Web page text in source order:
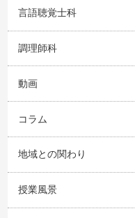
言語聴覚士科
調理師科
動画
コラム
地域との関わり
授業風景